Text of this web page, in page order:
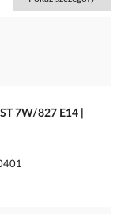
7W/827 E14 |